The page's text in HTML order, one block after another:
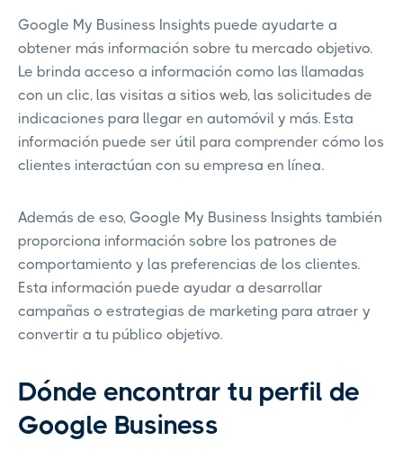
Google My Business Insights puede ayudarte a
obtener más información sobre tu mercado objetivo.
Le brinda acceso a información como las llamadas
con un clic, las visitas a sitios web, las solicitudes de
indicaciones para llegar en automóvil y más. Esta
información puede ser útil para comprender cómo los
clientes interactúan con su empresa en línea.
Además de eso, Google My Business Insights también
proporciona información sobre los patrones de
comportamiento y las preferencias de los clientes.
Esta información puede ayudar a desarrollar
campañas o estrategias de marketing para atraer y
convertir a tu público objetivo.
Dónde encontrar tu perfil de
Google Business